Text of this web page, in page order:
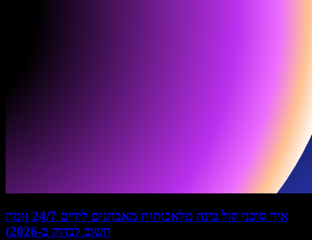
איך סוכני קול בינה מלאכותית מאבחנים לידים 24/7 (ומה
חשוב לבדוק ב-2026)